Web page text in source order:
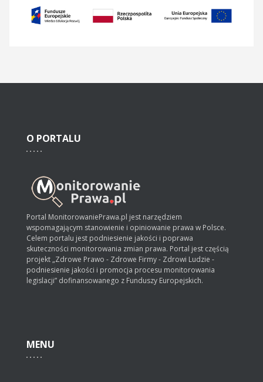
O PORTALU
Portal MonitorowaniePrawa.pl jest narzędziem
wspomagającym stanowienie i opiniowanie prawa w Polsce.
Celem portalu jest podniesienie jakości i poprawa
skuteczności monitorowania zmian prawa. Portal jest częścią
projekt „Zdrowe Prawo - Zdrowe Firmy - Zdrowi Ludzie -
podniesienie jakości i promocja procesu monitorowania
legislacji” dofinansowanego z Funduszy Europejskich.
MENU